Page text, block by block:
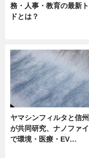
務・人事・教育の最新
ドとは？
ヤマシンフィルタと信
が共同研究、ナノファ
で環境・医療・EV…